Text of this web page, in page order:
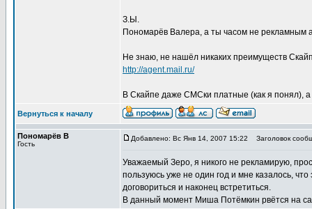
З.Ы.
Пономарёв Валера, а ты часом не рекламным
Не знаю, не нашёл никаких преимуществ
http://agent.mail.ru/
В Скайпе даже СМСки платные (как я понял),
Вернуться к началу
Пономарёв В
Гость
Добавлено: Вс Янв 14, 2007 15:22 Заголовок
Уважаемый Зеро, я никого не рекламирую,
пользуюсь уже не один год и мне казалось,
договориться и наконец встретиться.
В данный момент Миша Потёмкин рвётся на